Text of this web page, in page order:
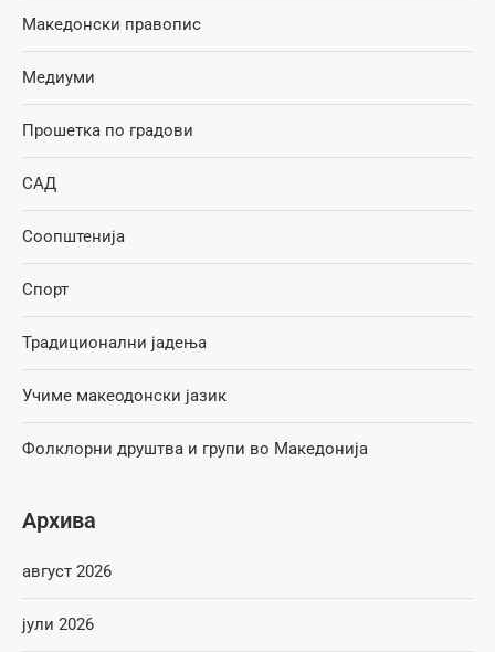
Македонски правопис
Медиуми
Прошетка по градови
САД
Соопштенија
Спорт
Традиционални јадења
Учиме макеодонски јазик
Фолклорни друштва и групи во Македонија
Архива
август 2026
јули 2026